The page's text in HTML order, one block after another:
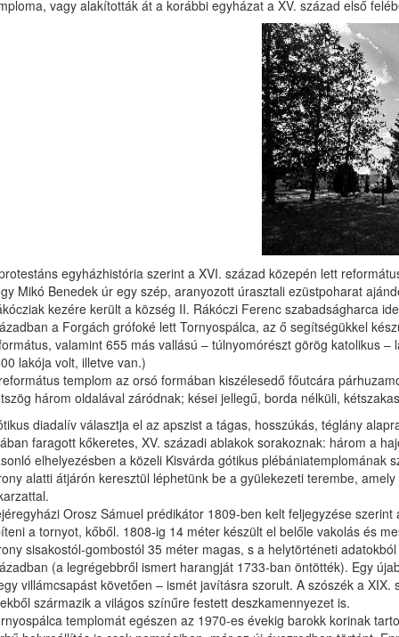
vagy alakították át a korábbi egyházat a XV. század első
egyházhistória szerint a XVI. század közepén lett
Mikó Benedek úr egy szép, aranyozott úrasztali ezüstpoharat
kezére került a község II. Rákóczi Ferenc szabadságharca
a Forgách grófoké lett Tornyospálca, az ő segítségükkel
valamint 655 más vallású – túlnyomórészt görög katolikus
lakója volt, illetve van.)
templom az orsó formában kiszélesedő főutcára
három oldalával záródnak; kései jellegű, borda nélküli,
diadalív választja el az apszist a tágas, hosszúkás, téglány
faragott kőkeretes, XV. századi ablakok sorakoznak: három a
elhelyezésben a közeli Kisvárda gótikus
alatti átjárón keresztül léphetünk be a gyülekezeti terembe,
Orosz Sámuel prédikátor 1809-ben kelt feljegyzése
a tornyot, kőből. 1808-ig 14 méter készült el belőle vakolás és
sisakostól-gombostól 35 méter magas, s a helytörténeti
(a legrégebbről ismert harangját 1733-ban öntötték). Egy
villámcsapást követően – ismét javításra szorult. A szószék a
származik a világos színűre festett deszkamennyezet is.
templomát egészen az 1970-es évekig barokk korinak